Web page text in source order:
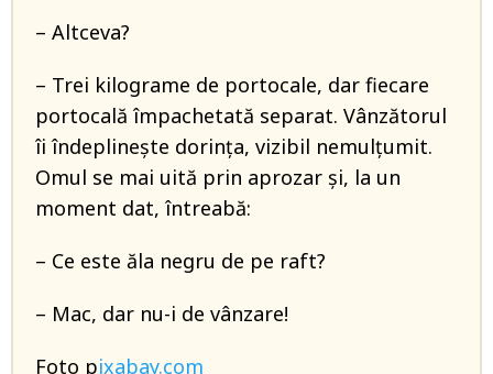
– Altceva?
– Trei kilograme de portocale, dar fiecare
portocală împachetată separat. Vânzătorul
îi îndeplineşte dorinţa, vizibil nemulţumit.
Omul se mai uită prin aprozar şi, la un
moment dat, întreabă:
– Ce este ăla negru de pe raft?
– Mac, dar nu-i de vânzare!
Foto pixabay.com